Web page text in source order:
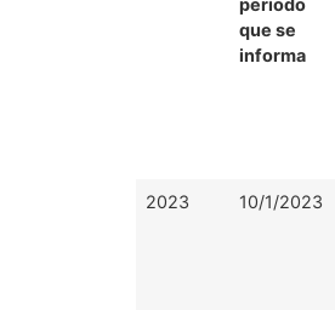
periodo
que se
informa
2023 10/1/2023